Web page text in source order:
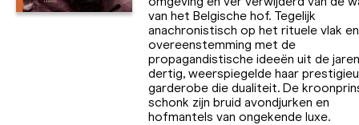
van het Belgische hof. Tegelijk
anachronistisch op het rituele vlak
overeenstemming met de
propagandistische ideeën uit de jaren
dertig, weerspiegelde haar
garderobe die dualiteit. De
schonk zijn bruid avondjurken en
hofmantels van ongekende luxe.